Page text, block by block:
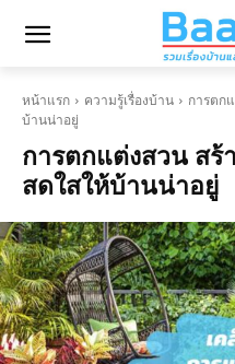
หน้าแรก ความรู้เรื่องบ้าน
การตก
บ้านน่าอยู่
การตกแต่งสวน สร้
สดใสให้บ้านน่าอยู่